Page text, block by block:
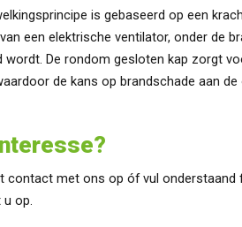
is gebaseerd op een
een elektrische ventilator, onder de
wordt. De rondom gesloten kap zorgt
de kans op brandschade aan de
contact met ons op óf vul onderstaand
op.